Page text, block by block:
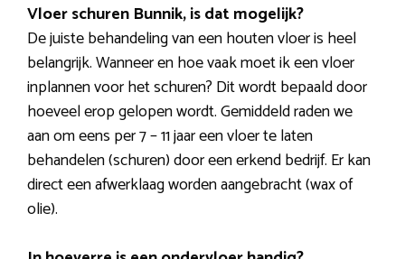
Vloer schuren Bunnik, is dat mogelijk?
De juiste behandeling van een houten vloer is heel
belangrijk. Wanneer en hoe vaak moet ik een vloer
inplannen voor het schuren? Dit wordt bepaald door
hoeveel erop gelopen wordt. Gemiddeld raden we
aan om eens per 7 – 11 jaar een vloer te laten
behandelen (schuren) door een erkend bedrijf. Er kan
direct een afwerklaag worden aangebracht (wax of
olie).